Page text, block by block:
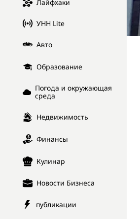
Лайфхаки
УНН Lite
Авто
Образование
Погода и окружающая
среда
Недвижимость
Финансы
Кулинар
Новости Бизнеса
публикации